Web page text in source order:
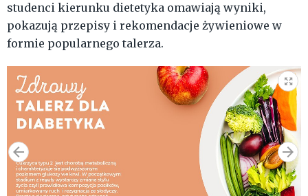
studenci kierunku dietetyka omawiają wyniki,
pokazują przepisy i rekomendacje żywieniowe w
formie popularnego talerza.